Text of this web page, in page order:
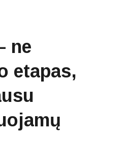
ne
etapas,